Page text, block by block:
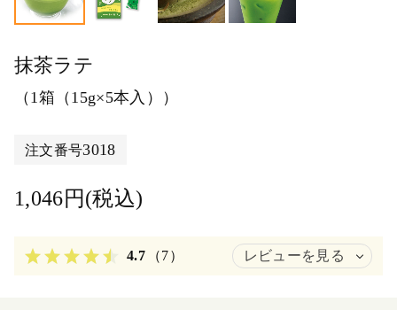
抹茶ラテ
（1箱（15g×5本入））
注文番号3018
1,046円(税込)
4.7 （7） レビューを見る